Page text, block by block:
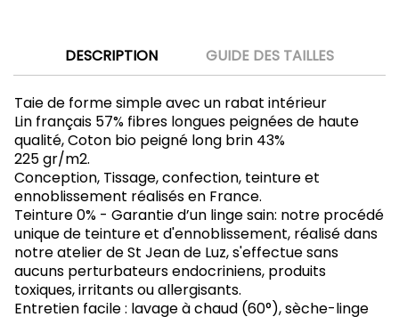
DESCRIPTION GUIDE DES TAILLES
Taie de forme simple avec un rabat intérieur
Lin français 57% fibres longues peignées de haute
qualité, Coton bio peigné long brin 43%
225 gr/m2.
Conception, Tissage, confection, teinture et
ennoblissement réalisés en France.
Teinture 0% - Garantie d’un linge sain: notre procédé
unique de teinture et d'ennoblissement, réalisé dans
notre atelier de St Jean de Luz, s'effectue sans
aucuns perturbateurs endocriniens, produits
toxiques, irritants ou allergisants.
Entretien facile : lavage à chaud (60°), sèche-linge